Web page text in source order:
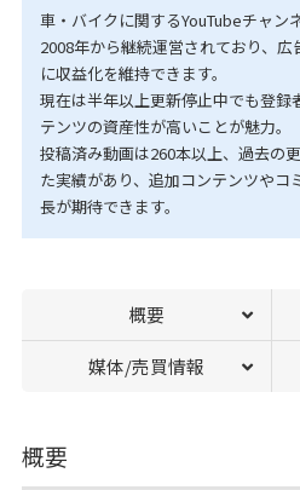
車・バイクに関するYouTubeチャンネ
2008年から継続運営されており、
に収益化を維持できます。
現在は半年以上更新停止中でも登録
テンツの資産性が高いことが魅力。
投稿済み動画は260本以上、過去の
た実績があり、追加コンテンツやコ
長が期待できます。
概要
媒体/売買情報
概要